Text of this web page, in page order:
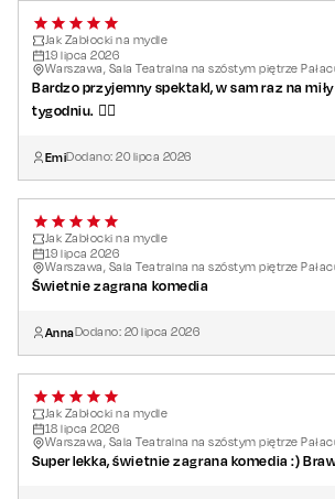
Jak Zabłocki na mydle
19 lipca 2026
Warszawa, Sala Teatralna na szóstym piętrze
Bardzo przyjemny spektakl, w sam raz na
tygodniu. 👌🏻
EmiDodano:20 lipca 2026
Jak Zabłocki na mydle
19 lipca 2026
Warszawa, Sala Teatralna na szóstym piętrze
Świetnie zagrana komedia
AnnaDodano: 20lipca 2026
Jak Zabłocki na mydle
18 lipca 2026
Warszawa, Sala Teatralna na szóstym piętrze
Super lekka, świetnie zagrana komedia :)